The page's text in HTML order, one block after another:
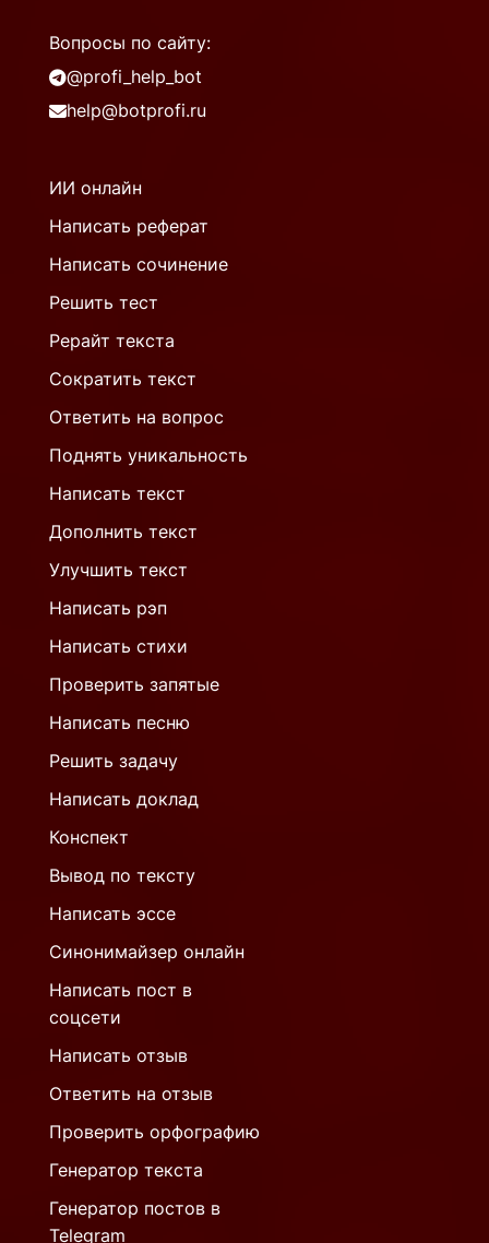
Вопросы по сайту:
@profi_help_bot
help@botprofi.ru
ИИ онлайн
Написать реферат
Написать сочинение
Решить тест
Рерайт текста
Сократить текст
Ответить на вопрос
Поднять уникальность
Написать текст
Дополнить текст
Улучшить текст
Написать рэп
Написать стихи
Проверить запятые
Написать песню
Решить задачу
Написать доклад
Конспект
Вывод по тексту
Написать эссе
Синонимайзер онлайн
Написать пост в
соцсети
Написать отзыв
Ответить на отзыв
Проверить орфографию
Генератор текста
Генератор постов в
Telegram